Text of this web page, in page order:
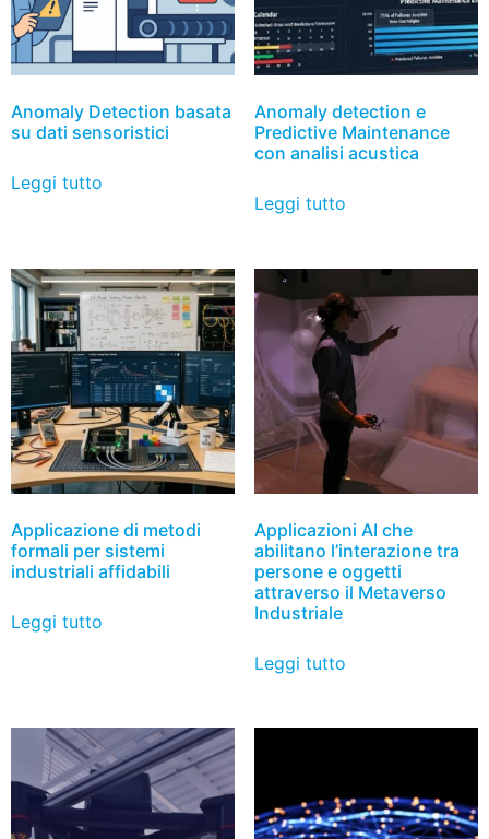
Anomaly Detection basata
su dati sensoristici
Leggi tutto
Anomaly detection e
Predictive Maintenance
con analisi acustica
Leggi tutto
Applicazione di metodi
formali per sistemi
industriali affidabili
Leggi tutto
Applicazioni AI che
abilitano l’interazione tra
persone e oggetti
attraverso il Metaverso
Industriale
Leggi tutto